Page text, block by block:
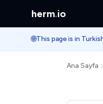
herm.io
🌐This page is in
Ana Sayfa